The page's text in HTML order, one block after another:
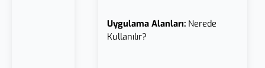
Uygulama Alanları: Nerede
Kullanılır?